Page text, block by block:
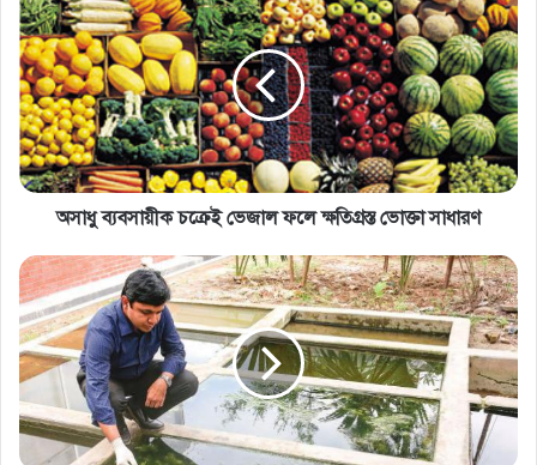
অসাধু ব্যবসায়ীক চক্রেই ভেজাল ফলে ক্ষতিগ্রস্ত ভোক্তা সাধারণ